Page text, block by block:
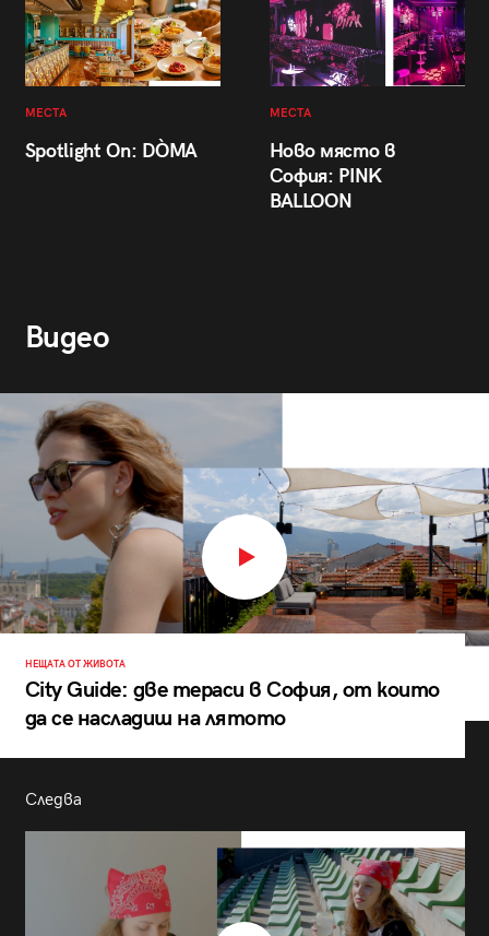
МЕСТА
Spotlight On: DÒMA
МЕСТА
Ново място в
София: PINK
BALLOON
Видео
НЕЩАТА ОТ ЖИВОТА
City Guide: две тераси в София, от които
да се насладиш на лятото
Следва